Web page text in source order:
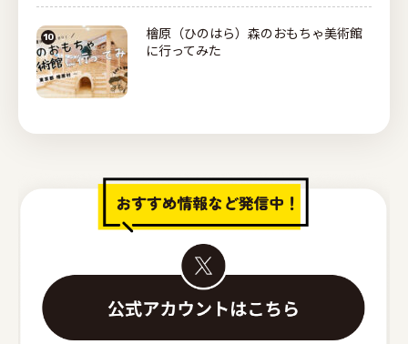
檜原（ひのはら）森のおもちゃ美術館
に行ってみた